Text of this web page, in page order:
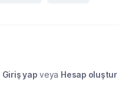
Giriş yap veya Hesap oluştur